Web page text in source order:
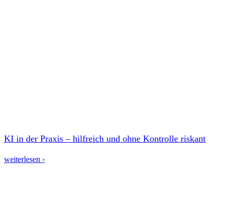
KI in der Praxis – hilfreich und ohne Kontrolle riskant
weiterlesen ›